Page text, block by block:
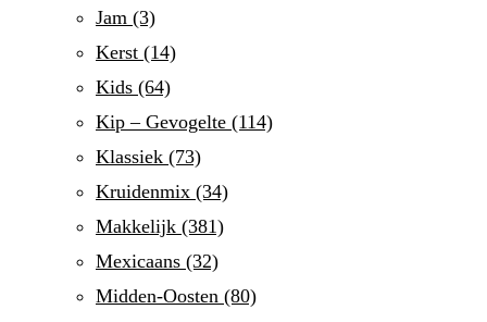
Jam (3)
Kerst (14)
Kids (64)
Kip – Gevogelte (114)
Klassiek (73)
Kruidenmix (34)
Makkelijk (381)
Mexicaans (32)
Midden-Oosten (80)